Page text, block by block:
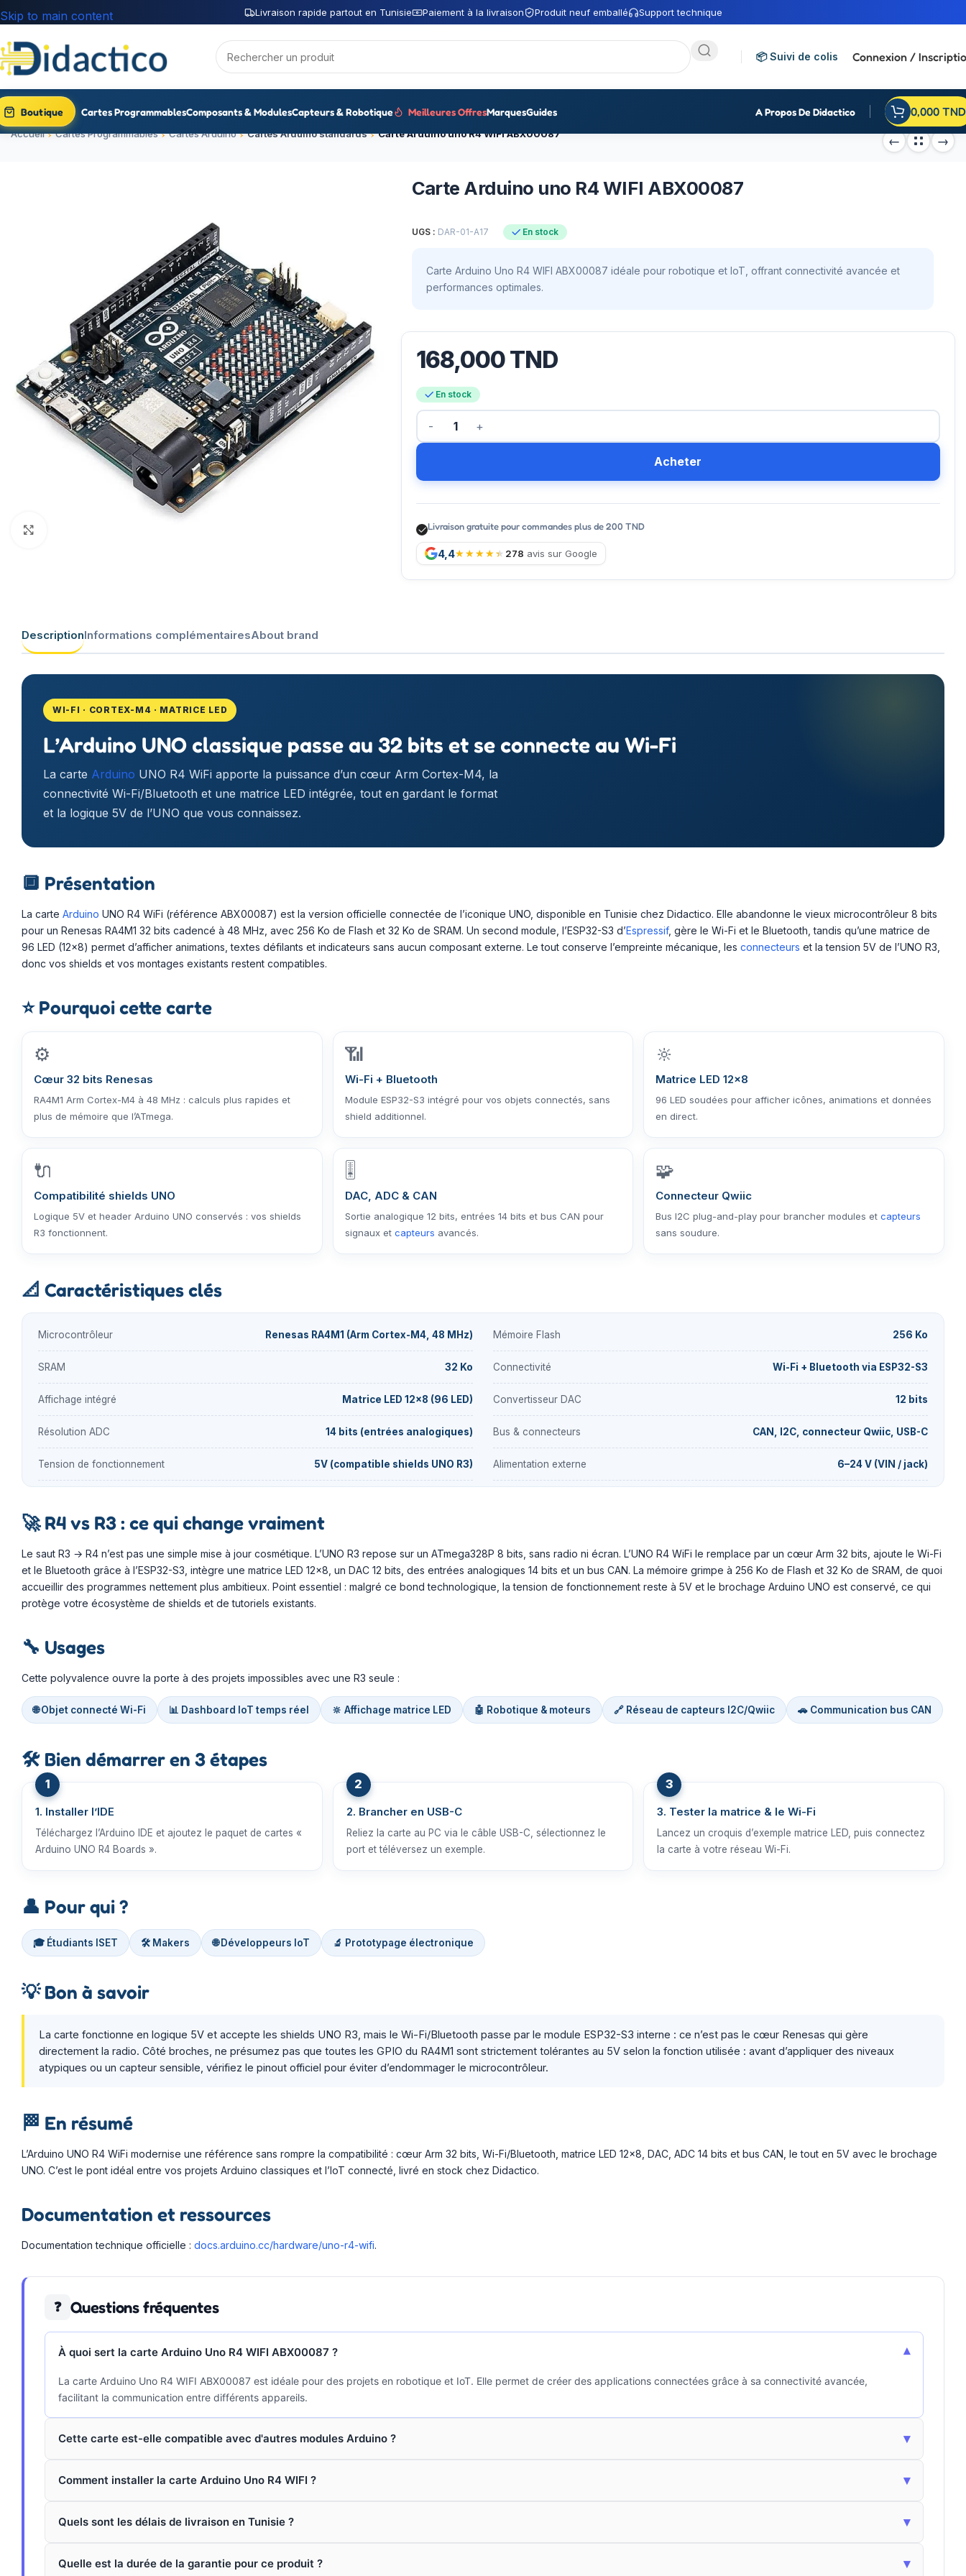
Livraison rapide partout en Tunisie Paiement à la livraison Produit neuf emballé Support technique
Skip to main content
📦 Suivi de colis Connexion /
Boutique Cartes ProgrammablesComposants & ModulesCapteurs & Robotique Meilleures OffresMarquesGuides A Propos De Didactico 0,000 TND
Accueil Cartes Programmables Cartes Arduino Cartes Arduino standards Carte Arduino uno R4 WIFI ABX00087
Carte Arduino uno R4 WIFI ABX00087
UGS : DAR-01-A17 En stock
Carte Arduino Uno R4 WIFI ABX00087 idéale pour robotique et IoT, offrant connectivité avancée et
performances optimales.
168,000TND
En stock
Acheter
Livraison gratuite pour commandes plus de 200 TND
4,4 278 avis sur Google
DescriptionInformations complémentairesAbout brand
WI-FI · CORTEX-M4 · MATRICE LED
L’Arduino UNO classique passe au 32 bits et se connecte au Wi-Fi
La carte Arduino UNO R4 WiFi apporte la puissance d’un cœur Arm Cortex-M4, la
connectivité Wi-Fi/Bluetooth et une matrice LED intégrée, tout en gardant le format
et la logique 5V de l’UNO que vous connaissez.
🔲 Présentation
La carte Arduino UNO R4 WiFi (référence ABX00087) est la version officielle connectée de l’iconique UNO, disponible en Tunisie chez Didactico. Elle abandonne le vieux microcontrôleur 8 bits
pour un Renesas RA4M1 32 bits cadencé à 48 MHz, avec 256 Ko de Flash et 32 Ko de SRAM. Un second module, l’ESP32-S3 d’Espressif, gère le Wi-Fi et le Bluetooth, tandis qu’une matrice de
96 LED (12×8) permet d’afficher animations, textes défilants et indicateurs sans aucun composant externe. Le tout conserve l’empreinte mécanique, les connecteurs et la tension 5V de l’UNO R3,
donc vos shields et vos montages existants restent compatibles.
⭐Pourquoi cette carte
⚙️
Cœur 32 bits Renesas
RA4M1 Arm Cortex-M4 à 48 MHz : calculs plus rapides et
plus de mémoire que l’ATmega.
📶
Wi-Fi + Bluetooth
Module ESP32-S3 intégré pour vos objets connectés, sans
shield additionnel.
🔆
Matrice LED 12×8
96 LED soudées pour afficher icônes, animations et données
en direct.
🔌
Compatibilité shields UNO
Logique 5V et header Arduino UNO conservés : vos shields
R3 fonctionnent.
🎚️
DAC, ADC & CAN
Sortie analogique 12 bits, entrées 14 bits et bus CAN pour
signaux et capteurs avancés.
🧩
Connecteur Qwiic
Bus I2C plug-and-play pour brancher modules etcapteurs
sans soudure.
📐 Caractéristiques clés
Microcontrôleur Renesas RA4M1 (Arm Cortex-M4, 48 MHz) Mémoire Flash 256 Ko
SRAM 32 Ko Connectivité Wi-Fi + Bluetooth via ESP32-S3
Affichage intégré Matrice LED 12×8 (96 LED) Convertisseur DAC 12 bits
Résolution ADC 14 bits (entrées analogiques) Bus & connecteurs CAN, I2C, connecteur Qwiic, USB-C
Tension de fonctionnement 5V (compatible shields UNO R3) Alimentation externe 6–24 V (VIN / jack)
🚀R4 vs R3 : ce qui change vraiment
Le saut R3 → R4 n’est pas une simple mise à jour cosmétique. L’UNO R3 repose sur un ATmega328P 8 bits, sans radio ni écran. L’UNO R4 WiFi le remplace par un cœur Arm 32 bits, ajoute le Wi-Fi
et le Bluetooth grâce à l’ESP32-S3, intègre une matrice LED 12×8, un DAC 12 bits, des entrées analogiques 14 bits et un bus CAN. La mémoire grimpe à 256 Ko de Flash et 32 Ko de SRAM, de quoi
accueillir des programmes nettement plus ambitieux. Point essentiel : malgré ce bond technologique, la tension de fonctionnement reste à 5V et le brochage Arduino UNO est conservé, ce qui
protège votre écosystème de shields et de tutoriels existants.
🔧 Usages
Cette polyvalence ouvre la porte à des projets impossibles avec une R3 seule :
🌐 Objet connecté Wi-Fi 📊 Dashboard IoT temps réel 🔆 Affichage matrice LED 🤖 Robotique & moteurs 🔗 Réseau de capteurs I2C/Qwiic 🚗 Communication bus CAN
🛠️ Bien démarrer en 3 étapes
1. Installer l’IDE
Téléchargez l’Arduino IDE et ajoutez le paquet de cartes «
Arduino UNO R4 Boards ».
2. Brancher en USB-C
Reliez la carte au PC via le câble USB-C, sélectionnez le
port et téléversez un exemple.
3. Tester la matrice & le Wi-Fi
Lancez un croquis d’exemple matrice LED, puis connectez
la carte à votre réseau Wi-Fi.
👤 Pour qui ?
🎓 Étudiants ISET 🛠️ Makers 🌐 Développeurs IoT 🔬 Prototypage électronique
💡Bon à savoir
La carte fonctionne en logique 5V et accepte les shields UNO R3, mais le Wi-Fi/Bluetooth passe par le module ESP32-S3 interne : ce n’est pas le cœur Renesas qui gère
directement la radio. Côté broches, ne présumez pas que toutes les GPIO du RA4M1 sont strictement tolérantes au 5V selon la fonction utilisée : avant d’appliquer des niveaux
atypiques ou un capteur sensible, vérifiez le pinout officiel pour éviter d’endommager le microcontrôleur.
🏁 En résumé
L’Arduino UNO R4 WiFi modernise une référence sans rompre la compatibilité : cœur Arm 32 bits, Wi-Fi/Bluetooth, matrice LED 12×8, DAC, ADC 14 bits et bus CAN, le tout en 5V avec le brochage
UNO. C’est le pont idéal entre vos projets Arduino classiques et l’IoT connecté, livré en stock chez Didactico.
Documentation et ressources
Documentation technique officielle : docs.arduino.cc/hardware/uno-r4-wifi.
❓ Questions fréquentes
À quoi sert la carte Arduino Uno R4 WIFI ABX00087 ? ▾
La carte Arduino Uno R4 WIFI ABX00087 est idéale pour des projets en robotique et IoT. Elle permet de créer des applications connectées grâce à sa connectivité avancée,
facilitant la communication entre différents appareils.
Cette carte est-elle compatible avec d'autres modules Arduino ? ▾
Comment installer la carte Arduino Uno R4 WIFI ? ▾
Quels sont les délais de livraison en Tunisie ? ▾
Quelle est la durée de la garantie pour ce produit ? ▾